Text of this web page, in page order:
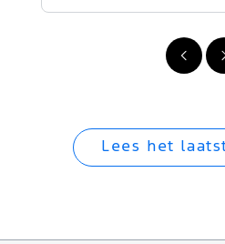
Lees het